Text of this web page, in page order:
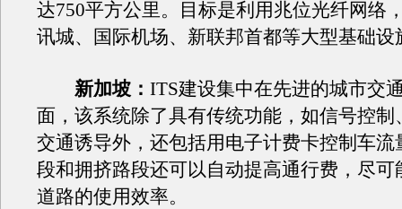
达750平方公里。目标是利用兆位光纤网络
讯城、国际机场、新联邦首都等大型基础设
新加坡： ITS建设集中在先进的城市交
面，该系统除了具有传统功能，如信号控制
交通诱导外，还包括用电子计费卡控制车流
段和拥挤路段还可以自动提高通行费，尽可
道路的使用效率。